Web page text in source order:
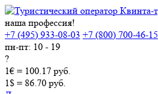
наша профессия!
+7 (495) 933-08-03 +7 (800) 700-46-15
пн-пт: 10 - 19
?
1€ = 100.17 руб.
1$ = 86.70 руб.